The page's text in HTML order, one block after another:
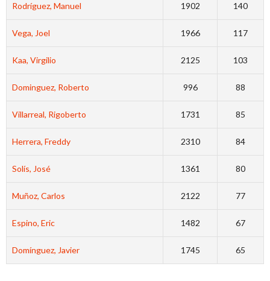
Rodríguez, Manuel 1902 140
Vega, Joel 1966 117
Kaa, Virgilio 2125 103
Dominguez, Roberto 996 88
Villarreal, Rigoberto 1731 85
Herrera, Freddy 2310 84
Solís, José 1361 80
Muñoz, Carlos 2122 77
Espino, Eric 1482 67
Domínguez, Javier 1745 65